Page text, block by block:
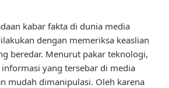
kabar fakta di dunia media
dengan memeriksa keaslian
beredar. Menurut pakar teknologi,
informasi yang tersebar di media
mudah dimanipulasi. Oleh karena